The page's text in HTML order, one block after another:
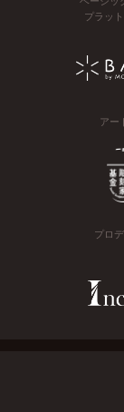
プラッ
アー
プロ